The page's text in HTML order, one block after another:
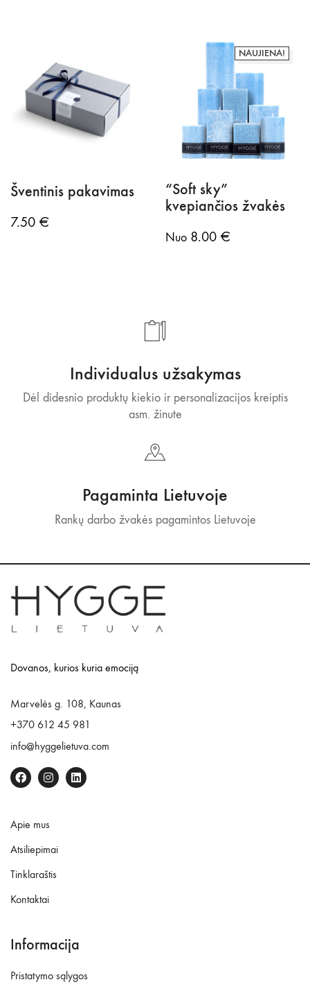
Šventinis pakavimas
7.50 €
NAUJIENA!
“Soft sky”
kvepiančios žvakės
Nuo 8.00 €
Individualus užsakymas
Dėl didesnio produktų kiekio ir personalizacijos kreiptis
asm. žinute
Pagaminta Lietuvoje
Rankų darbo žvakės pagamintos Lietuvoje
Dovanos, kurios kuria emociją
Marvelės g. 108, Kaunas
+370 612 45 981
info@hyggelietuva.com
Apie mus
Atsiliepimai
Tinklaraštis
Kontaktai
Informacija
Pristatymo sąlygos